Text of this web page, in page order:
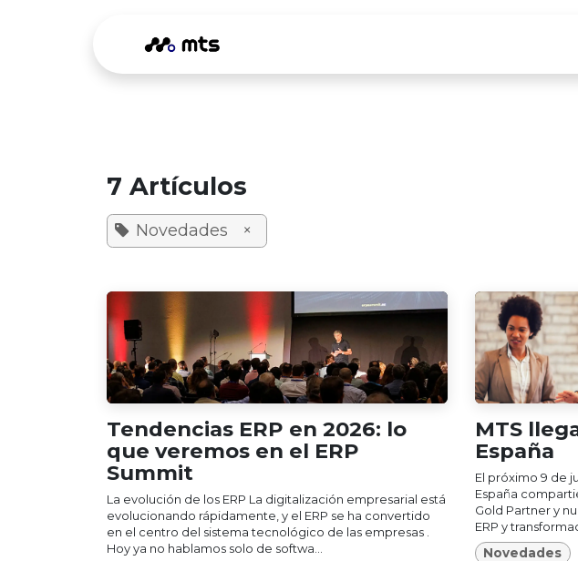
7 Artículos
Novedades ×
Tendencias ERP en 2026: lo
que veremos en el ERP
Summit
La evolución de los ERP La digitalización empresarial está
evolucionando rápidamente, y el ERP se ha convertido
en el centro del sistema tecnológico de las empresas .
Hoy ya no hablamos solo de softwa...
MTS
España
El próximo 9 de
España
Gold Partner y
ERP y
Novedades